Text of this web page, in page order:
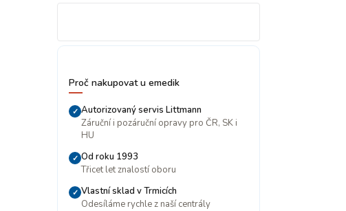
Proč nakupovat u emedik
✓ Autorizovaný servis Littmann
Záruční i pozáruční opravy pro ČR, SK i
HU
✓ Od roku 1993
Třicet let znalostí oboru
✓ Vlastní sklad v Trmicích
Odesíláme rychle z naší centrály